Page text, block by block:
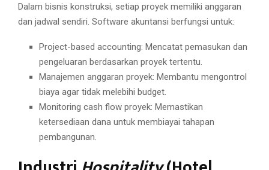
Dalam bisnis konstruksi, setiap proyek memiliki anggaran
dan jadwal sendiri. Software akuntansi berfungsi untuk:
Project-based accounting: Mencatat pemasukan dan
pengeluaran berdasarkan proyek tertentu.
Manajemen anggaran proyek: Membantu mengontrol
biaya agar tidak melebihi budget.
Monitoring cash flow proyek: Memastikan
ketersediaan dana untuk membiayai tahapan
pembangunan.